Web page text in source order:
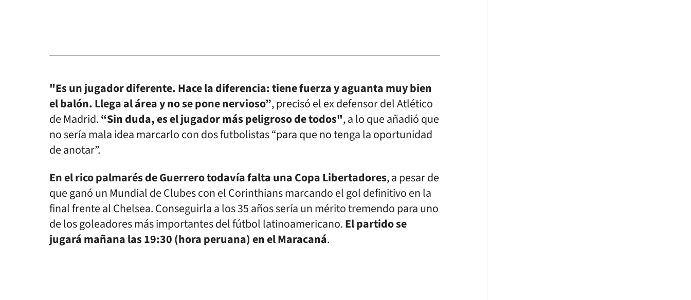
"Es un jugador diferente. Hace la diferencia: tiene fuerza y aguanta muy bien
el balón. Llega al área y no se pone nervioso”, precisó el ex defensor del Atlético
de Madrid.“Sin duda, es el jugador más peligroso de todos", a lo que añadió que
no sería mala idea marcarlo con dos futbolistas “para que no tenga la oportunidad
de anotar”.
En el rico palmarés de Guerrero todavía falta una Copa Libertadores, a pesar de
que ganó un Mundial de Clubes con el Corinthians marcando el gol definitivo en la
final frente al Chelsea. Conseguirla a los 35 años sería un mérito tremendo para uno
de los goleadores más importantes del fútbol latinoamericano.El partido se
jugará mañana las 19:30 (hora peruana) en el Maracaná.